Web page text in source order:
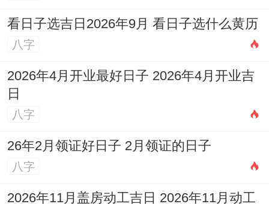
福、进人口、纳财、交易、立券、移徙、安
床、修造、安葬、除服、成服。
忌:置产、掘井、词讼、栽种。
此日利于财帛人口，标记家业兴旺；适合注
12.阳历2026年11月26日，星期四
农历十月十八，冲狗（庚戌）煞南。
看日子选吉日2026年9月 看日子选什么黄历
八字
2026年4月开业最好日子 2026年4月开业吉
日
八字
26年2月领证好日子 2月领证的日子
八字
2026年11月盖房动工吉日 2026年11月动工